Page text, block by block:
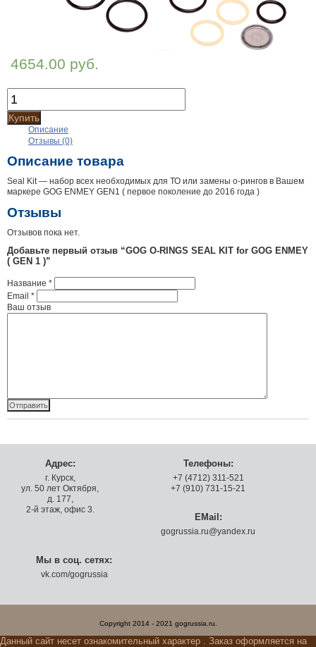
4654.00 руб.
Купить
Описание
Отзывы (0)
Описание товара
Seal Kit — набор всех необходимых для ТО или замены о-рингов в Вашем
маркере GOG ENMEY GEN1 ( первое поколение до 2016 года )
Отзывы
Отзывов пока нет.
Добавьте первый отзыв “GOG O-RINGS SEAL KIT for GOG ENMEY
( GEN 1 )”
Название *
Email *
Ваш отзыв
Адрес:
г. Курск,
ул. 50 лет Октября,
д. 177,
2-й этаж, офис 3.
Телефоны:
+7 (4712) 311-521
+7 (910) 731-15-21
EMail:
gogrussia.ru@yandex.ru
Мы в соц. сетях:
vk.com/gogrussia
Copyright 2014 - 2021 gogrussia.ru.
Данный сайт несет ознакомительный характер . Заказ оформляется на